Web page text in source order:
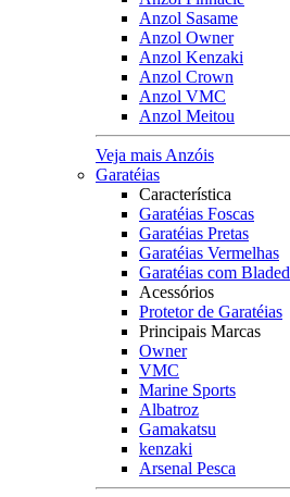
Anzol Sasame
Anzol Owner
Anzol Kenzaki
Anzol Crown
Anzol VMC
Anzol Meitou
Veja mais Anzóis
Garatéias
Característica
Garatéias Foscas
Garatéias Pretas
Garatéias Vermelhas
Garatéias com Bladed
Acessórios
Protetor de Garatéias
Principais Marcas
Owner
VMC
Marine Sports
Albatroz
Gamakatsu
kenzaki
Arsenal Pesca